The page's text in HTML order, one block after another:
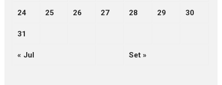
24 25 26 27 28 29 30
31
« Jul Set »